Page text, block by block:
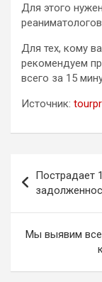
Для этого
Для тех, кому
рекомендуем
всего за 15
Источник:
по
записям
Пострадает
Мы выявим